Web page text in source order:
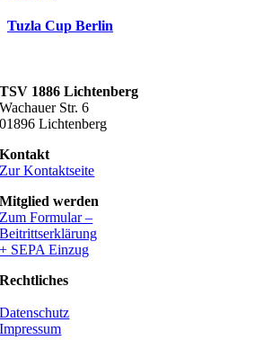
Tuzla Cup Berlin
TSV 1886 Lichtenberg
Wachauer Str. 6
01896 Lichtenberg
Kontakt
Zur Kontaktseite
Mitglied werden
Zum Formular –
Beitrittserklärung
+ SEPA Einzug
Rechtliches
Datenschutz
Impressum